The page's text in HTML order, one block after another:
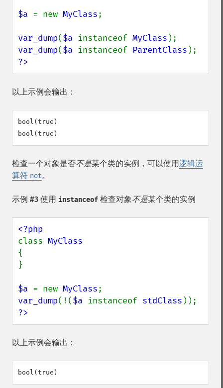
$a = new MyClass;
var_dump($a instanceof MyClass
var_dump($a instanceof ParentClass
?>
以上示例会输出：
bool(true)
检查一个对象是否不是某个类的实例，可以使用逻辑运
算符 not。
示例 #3 使用 instanceof 检查对象不是某个类的实例
class
{
}
$a = new MyClass
var_dump(!($a instanceof stdClass
?>
以上示例会输出：